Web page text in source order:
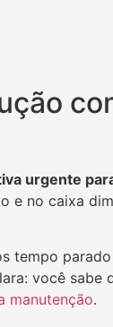
urgente
e no caixa
você
manutenção.